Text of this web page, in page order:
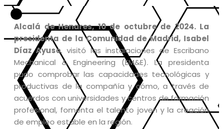
Alcalá de Henares, 10 de octubre de 2024. La
presidenta de la Comunidad de Madrid, Isabel
Díaz Ayuso, visitó las instalaciones de Escribano
Mechanical & Engineering (EM&E). La presidenta
pudo comprobar las capacidades tecnológicas y
productivas de la compañía y cómo, a través de
acuerdos con universidades y centros de formación
profesional, fomenta el talento joven y la creación
de empleo estable en la región.